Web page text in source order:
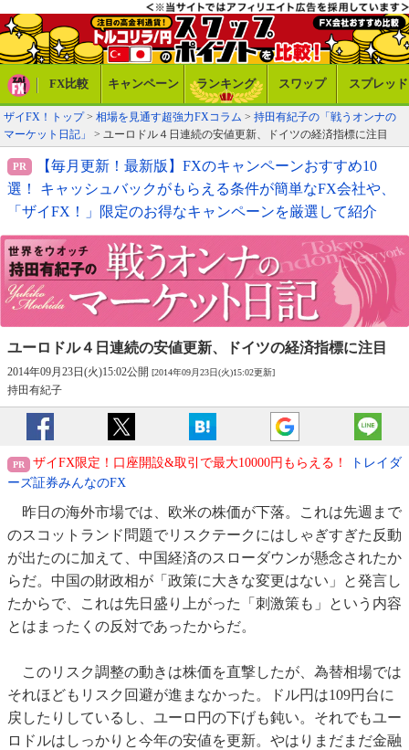
FX比較 キャンペーン ランキング スワップ スプレッド
ザイFX！トップ> 相場を見通す超強力FXコラム > 持田有紀子の「戦うオンナの
マーケット日記」
> ユーロドル４日連続の安値更新、ドイツの経済指標に注目
【毎月更新！最新版】FXのキャンペーンおすすめ10
選！ キャッシュバックがもらえる条件が簡単なFX会社や、
「ザイFX！」限定のお得なキャンペーンを厳選して紹介
ユーロドル４日連続の安値更新、 ドイツの経済指標に注目
2014年09月23日(火)15:02公開 [2014年09月23日(火)15:02更新]
持田有紀子
ザイFX限定！口座開設&取引で最大10000円もらえる！
トレイダ
ーズ証券みんなのFX
昨日の海外市場では、欧米の株価が下落。これは先週まで
のスコットランド問題でリスクテークにはしゃぎすぎた反動
が出たのに加えて、中国経済のスローダウンが懸念されたか
らだ。中国の財政相が「政策に大きな変更はない」と発言し
たからで、これは先日盛り上がった「刺激策も」という内容
とはまったくの反対であったからだ。
このリスク調整の動きは株価を直撃したが、為替相場では
それほどもリスク回避が進まなかった。ドル円は109円台に
戻したりしているし、ユーロ円の下げも鈍い。それでもユー
ロドルはしっかりと今年の安値を更新。やはりまだまだ金融